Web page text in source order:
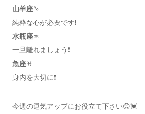
山羊座♑️
純粋な心が必要です❗️
水瓶座♒️
一旦離れましょう❗️
魚座♓️
身内を大切に❗️
今週の運気アップにお役立て下さい😊💓